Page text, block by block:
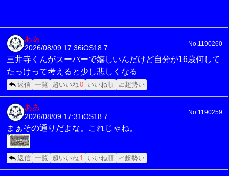
ああ
2026/08/09 17:36iOS18.7
No.1190260
三井寺くんがスーパーで嬉しいんだけど自分が16歳何して
たっけって考えると少し悲しくなる
返信 一覧 超いいね0 いいね順 📈超勢い
ああ
2026/08/09 17:31iOS18.7
No.1190259
まぁその通りだよな。これじゃね。
返信 一覧 超いいね 1 いいね順 📈超勢い